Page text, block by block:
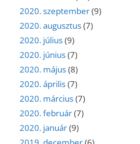
2020. szeptember(9)
2020. augusztus(7)
2020. július(9)
2020. június(7)
2020. május(8)
2020. április(7)
2020. március(7)
2020. február(7)
2020. január(9)